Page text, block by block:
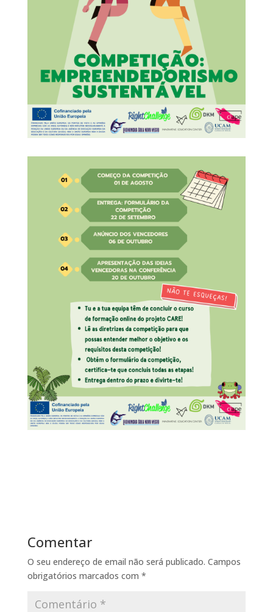
Comentar
O seu endereço de email não será publicado. Campos
obrigatórios marcados com *